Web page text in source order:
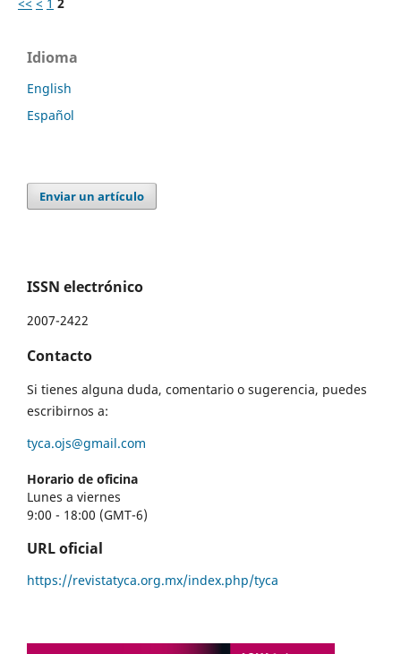
Idioma
English
Español
Enviar un artículo
ISSN electrónico
2007-2422
Contacto
Si tienes alguna duda, comentario o sugerencia, puedes
escribirnos a:
tyca.ojs@gmail.com
Horario de oficina
Lunes a viernes
9:00 - 18:00 (GMT-6)
URL oficial
https://revistatyca.org.mx/index.php/tyca